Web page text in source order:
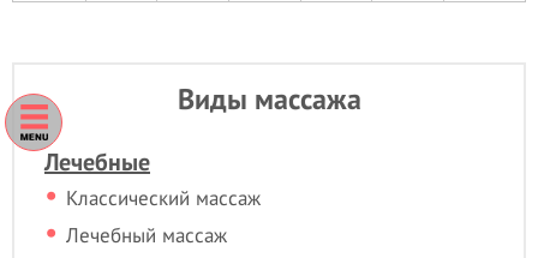
Виды массажа
Лечебные
Классический массаж
Лечебный массаж